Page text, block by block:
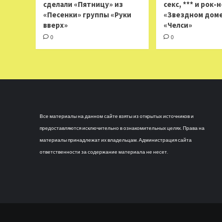
сделали «Пятницу» из
«Песенки» группы «Руки
вверх»
0
секс, *** и рок-
«Звездном
«Челси»
0
Все материалы на данном сайте взяты из открытых источников и
предоставляются исключительно в ознакомительных целях. Права на
материалы принадлежат их владельцам. Администрация сайта
ответственности за содержание материала не несет.